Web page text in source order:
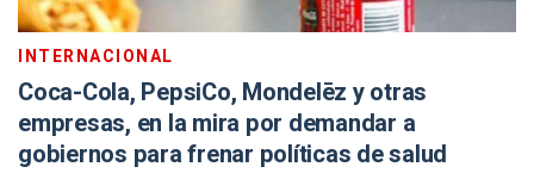
INTERNACIONAL
Coca-Cola, PepsiCo, Mondelēz y otras
empresas, en la mira por demandar a
gobiernos para frenar políticas de salud